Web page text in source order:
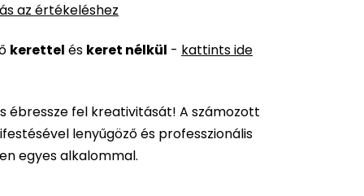
az értékeléshez
kerettel és keret nélkül - kattints ide
ébressze fel kreativitását! A számozott
lenyűgöző és professzionális
egyes alkalommal.